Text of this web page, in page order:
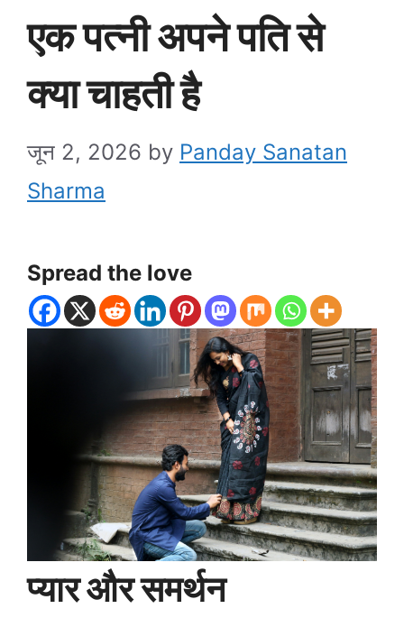
एक पत्नी अपने पति से
क्या चाहती है
जून 2, 2026 by Panday Sanatan
Sharma
Spread the love
प्यार और समर्थन